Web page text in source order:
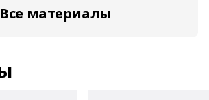
Все материалы